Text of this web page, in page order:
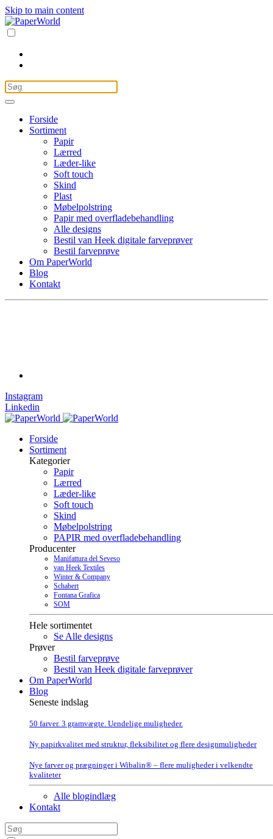
Skip to main content
Forside
Sortiment
Papir
Lærred
Læder-like
Soft touch
Skind
Plast
Møbelpolstring
Papir med overfladebehandling
Alle designs
Bestil van Heek digitale farveprøver
Bestil farveprøve
Om PaperWorld
Blog
Kontakt
Instagram
Linkedin
Forside
Sortiment
Kategorier
Papir
Lærred
Læder-like
Soft touch
Skind
Møbelpolstring
PAPIR med overfladebehandling
Producenter
Manifattura del Seveso
van Heek Textiles
Winter & Company
Schabert
Fontana Grafica
SOM
Hele sortimentet
Se Alle designs
Prøver
Bestil farveprøve
Bestil van Heek digitale farveprøver
Om PaperWorld
Blog
Seneste indslag
50 farver. 3 gramvægte. Uendelige muligheder.
Ny papirkvalitet med struktur, fleksibilitet og flere designmuligheder
Nye farver og prægninger i Wibalin® – flere muligheder i velkendte
kvaliteter
Alle blogindlæg
Kontakt